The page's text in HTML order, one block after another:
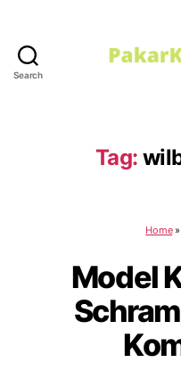
Search
Tag:
Home
Model